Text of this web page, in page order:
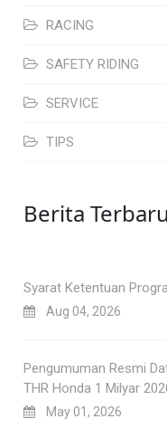
RACING
SAFETY RIDING
SERVICE
TIPS
Berita Terbaru
Syarat Ketentuan
Aug 04, 2026
Pengumuman Resmi
THR Honda 1 Milyar
May 01, 2026